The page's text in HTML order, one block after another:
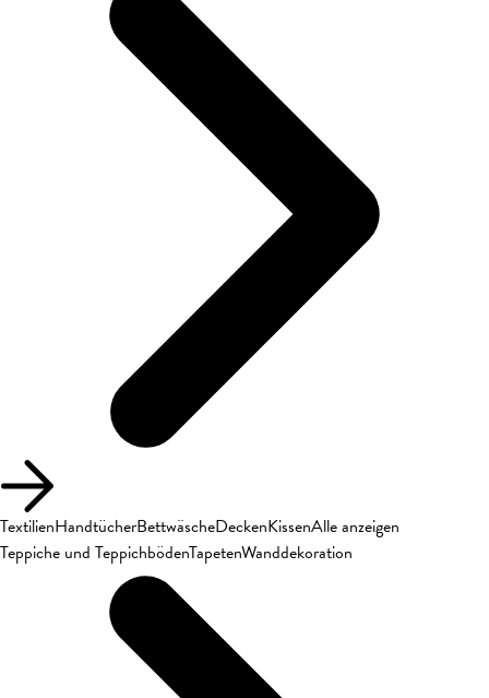
TextilienHandtücherBettwäscheDeckenKissenAlle anzeigen
Teppiche und TeppichbödenTapetenWanddekoration